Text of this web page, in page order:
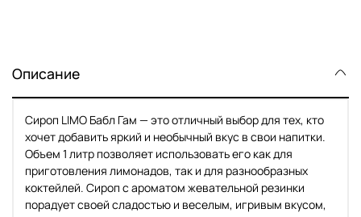
Описание
Сироп LIMO Бабл Гам — это отличный выбор для тех, кто
хочет добавить яркий и необычный вкус в свои напитки.
Объем 1 литр позволяет использовать его как для
приготовления лимонадов, так и для разнообразных
коктейлей. Сироп с ароматом жевательной резинки
порадует своей сладостью и веселым, игривым вкусом,